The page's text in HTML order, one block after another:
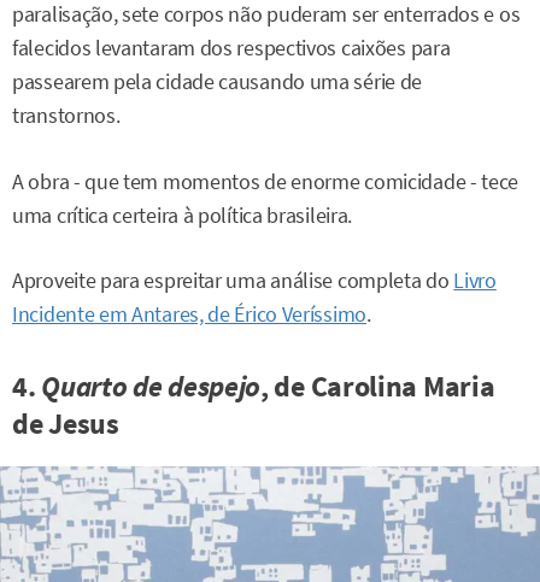
paralisação, sete corpos não puderam ser enterrados e os
falecidos levantaram dos respectivos caixões para
passearem pela cidade causando uma série de
transtornos.
A obra - que tem momentos de enorme comicidade - tece
uma crítica certeira à política brasileira.
Aproveite para espreitar uma análise completa do Livro
Incidente em Antares, de Érico Veríssimo.
4.Quarto de despejo, de Carolina Maria
de Jesus